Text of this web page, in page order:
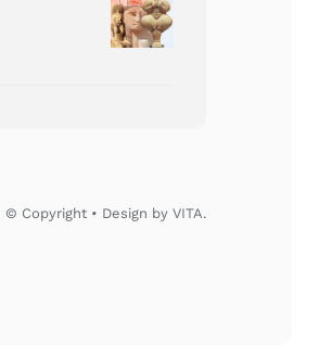
© Copyright • Design by VITA.